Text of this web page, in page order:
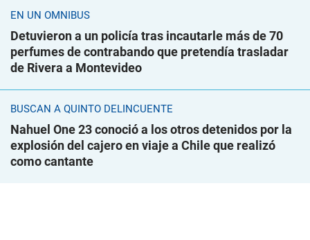
EN UN ÓMNIBUS
Detuvieron a un policía tras incautarle más de 70
perfumes de contrabando que pretendía trasladar
de Rivera a Montevideo
BUSCAN A QUINTO DELINCUENTE
Nahuel One 23 conoció a los otros detenidos por la
explosión del cajero en viaje a Chile que realizó
como cantante